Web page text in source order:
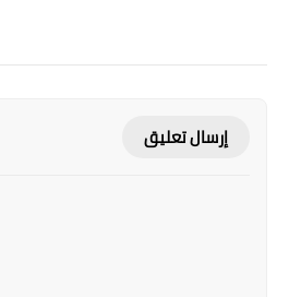
إرسال تعليق